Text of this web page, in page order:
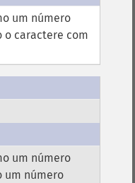
um número
o caractere com
um número
um número